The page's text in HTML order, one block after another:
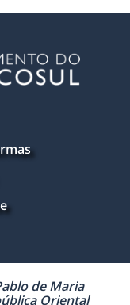
de Maria
Oriental